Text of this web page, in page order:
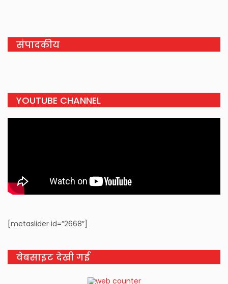
संपादकीय
YOUTUBE CHANNEL
[metaslider id=”2668″]
वेबसाइट देखी गई